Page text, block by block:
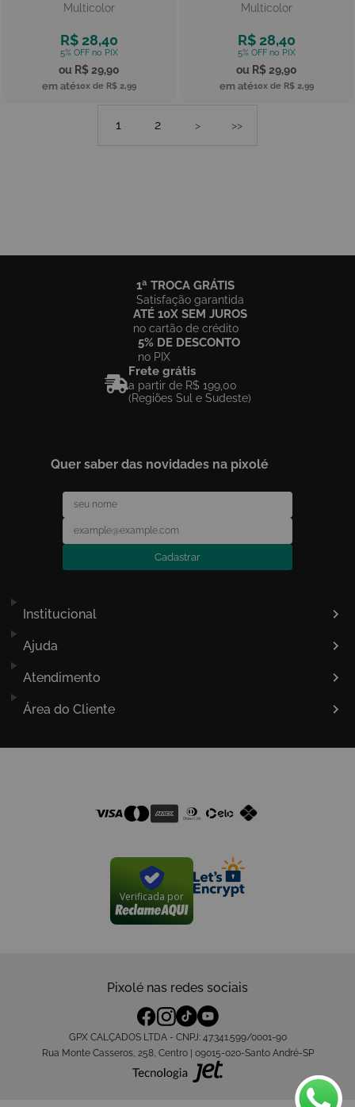
Multicolor
R$ 28,40
R$ 29,90
10x de R$ 2,99
Multicolor
R$ 28,40
R$ 29,90
10x de R$ 2,99
1 2 > >>
1ª TROCA GRÁTIS
Satisfação garantida
ATÉ 10X SEM JUROS
no cartão de crédito
5% DE DESCONTO
no PIX
Frete grátis
a partir de R$ 199,00
(Regiões Sul e Sudeste)
Quer saber das novidades na pixolé
Cadastrar
Institucional
Ajuda
Atendimento
Área do Cliente
Verificada por
Pixolé nas redes sociais
GPX CALÇADOS LTDA - CNPJ: 47.341.599/0001-90
Rua Monte Casseros, 258, Centro | 09015-020-Santo André-SP